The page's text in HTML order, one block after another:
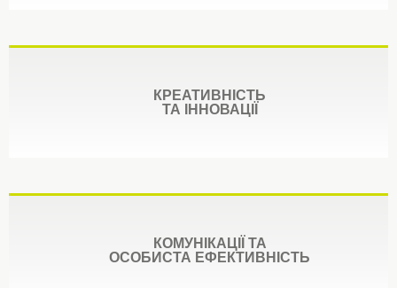
КРЕАТИВНІСТЬ
ТА ІННОВАЦІЇ
КОМУНІКАЦІЇ ТА
ОСОБИСТА ЕФЕКТИВНІСТЬ